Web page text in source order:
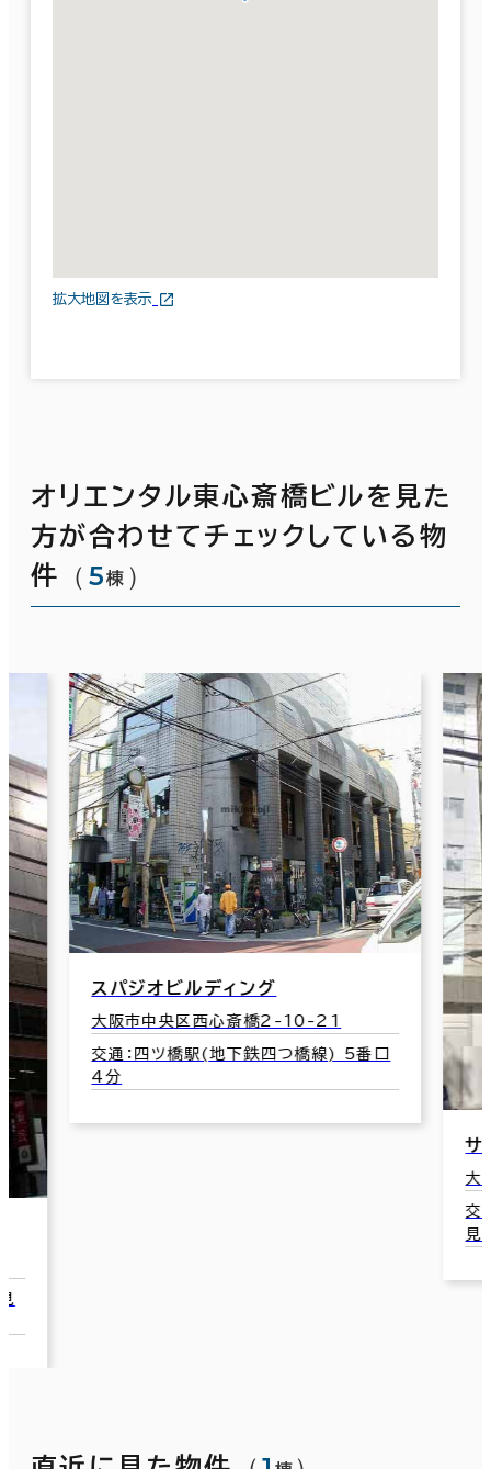
拡大地図を表示
オリエンタル東心斎橋ビルを見た
方が合わせてチェックしている物
件
（ 5棟 ）
グ
大